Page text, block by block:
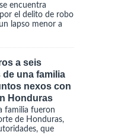
encuentra
el delito de robo
lapso menor a
a seis
de una familia
nexos con
Honduras
familia fueron
de Honduras,
que